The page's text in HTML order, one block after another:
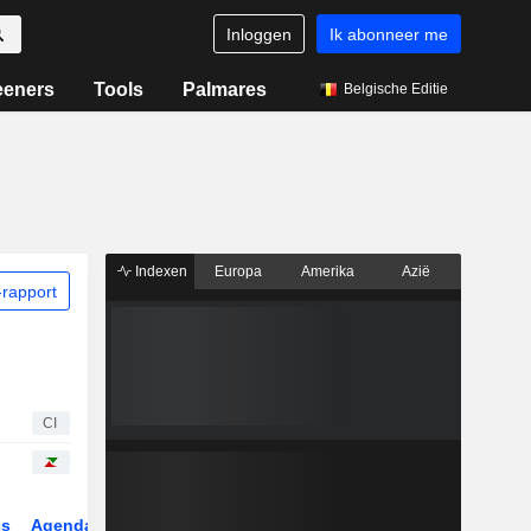
Inloggen Ik abonneer me
Tools Palmares Belgische Editie
CI
Agenda
Indexen Europa Amerika Azië